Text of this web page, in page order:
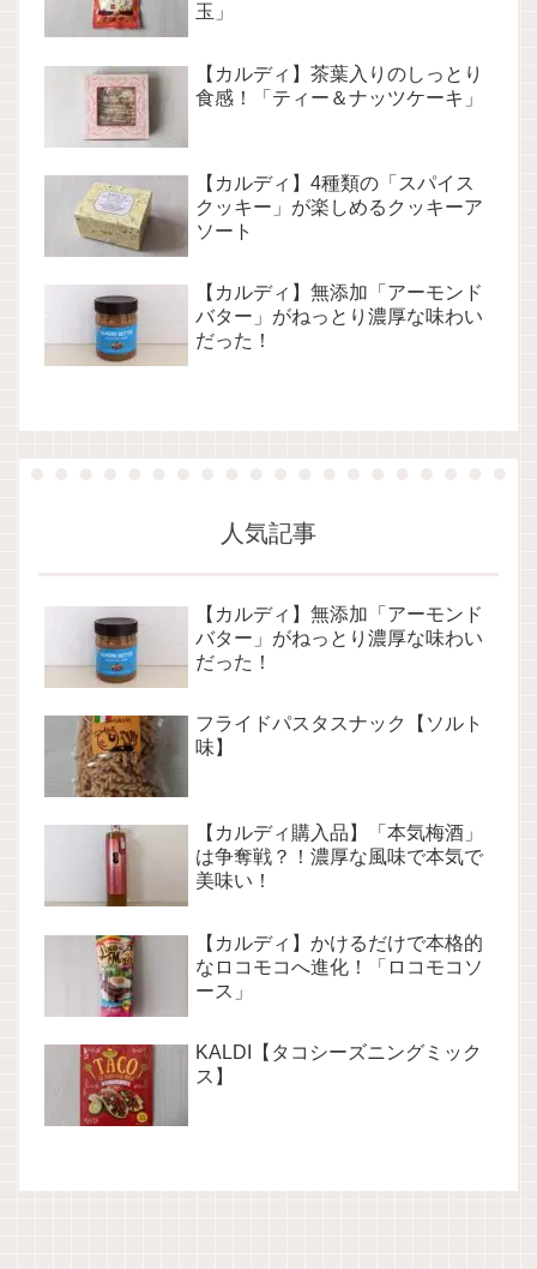
玉」
【カルディ】茶葉入りのしっとり
食感！「ティー＆ナッツケーキ」
【カルディ】4種類の「スパイス
クッキー」が楽しめるクッキーア
ソート
【カルディ】無添加「アーモンド
バター」がねっとり濃厚な味わい
だった！
人気記事
【カルディ】無添加「アーモンド
バター」がねっとり濃厚な味わい
だった！
フライドパスタスナック【ソルト
味】
【カルディ購入品】「本気梅酒」
は争奪戦？！濃厚な風味で本気で
美味い！
【カルディ】かけるだけで本格的
なロコモコへ進化！「ロコモコソ
ース」
KALDI【タコシーズニングミック
ス】